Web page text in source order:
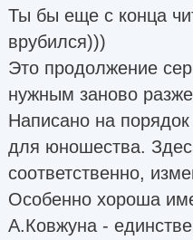
Ты бы еще с конца
врубился)))
Это продолжение
нужным заново
Написано на
для юношества.
соответственно,
Особенно хороша
А.Ковжуна -